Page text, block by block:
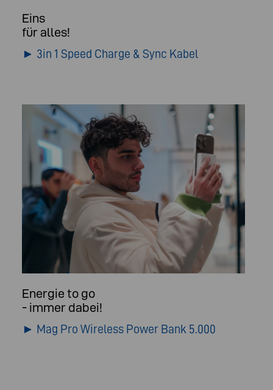
Eins
für alles!
► 3in 1 Speed Charge & Sync Kabel
Energie to go
- immer dabei!
► Mag Pro Wireless Power Bank 5.000